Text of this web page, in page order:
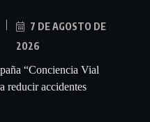
7 DE AGOSTO DE
2026
“Conciencia Vial
reducir accidentes